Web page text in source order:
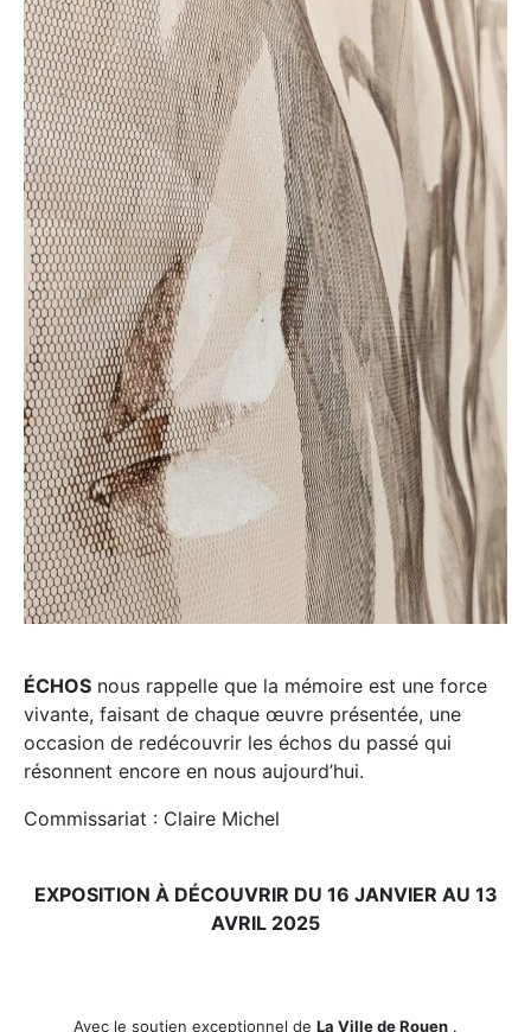
ÉCHOS nous rappelle que la mémoire est une force
vivante, faisant de chaque œuvre présentée, une
occasion de redécouvrir les échos du passé qui
résonnent encore en nous aujourd’hui.
Commissariat : Claire Michel
EXPOSITION À DÉCOUVRIR DU 16 JANVIER AU 13
AVRIL 2025
Avec le soutien exceptionnel de La Ville de Rouen .